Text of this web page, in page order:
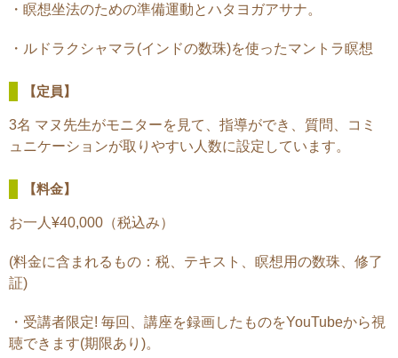
・瞑想坐法のための準備運動とハタヨガアサナ。
・ルドラクシャマラ(インドの数珠)を使ったマントラ瞑想
【定員】
3名 マヌ先生がモニターを見て、指導ができ、質問、コミ
ュニケーションが取りやすい人数に設定しています。
【料金】
お一人¥40,000（税込み）
(料金に含まれるもの：税、テキスト、瞑想用の数珠、修了
証)
・受講者限定! 毎回、講座を録画したものをYouTubeから視
聴できます(期限あり)。